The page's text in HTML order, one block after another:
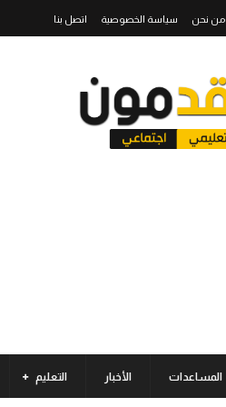
من نحن سياسة الخصوصية اتصل بنا
المساعدات الأخبار التعليم